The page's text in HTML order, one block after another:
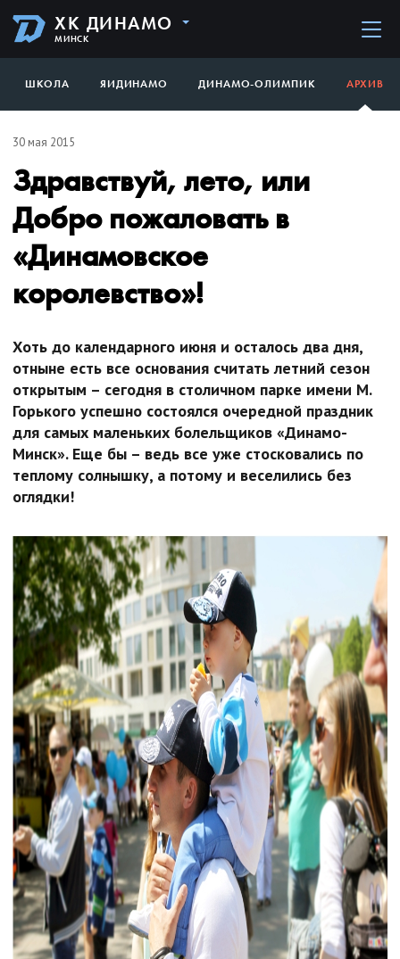
ХК ДИНАМО
МИНСК
ШКОЛА ЯИДИНАМО ДИНАМО-ОЛИМПИК АРХИВ
30 мая 2015
Здравствуй, лето, или
Добро пожаловать в
«Динамовское
королевство»!
Хоть до календарного июня и осталось два дня,
отныне есть все основания считать летний сезон
открытым – сегодня в столичном парке имени М.
Горького успешно состоялся очередной праздник
для самых маленьких болельщиков «Динамо-
Минск». Еще бы – ведь все уже стосковались по
теплому солнышку, а потому и веселились без
оглядки!